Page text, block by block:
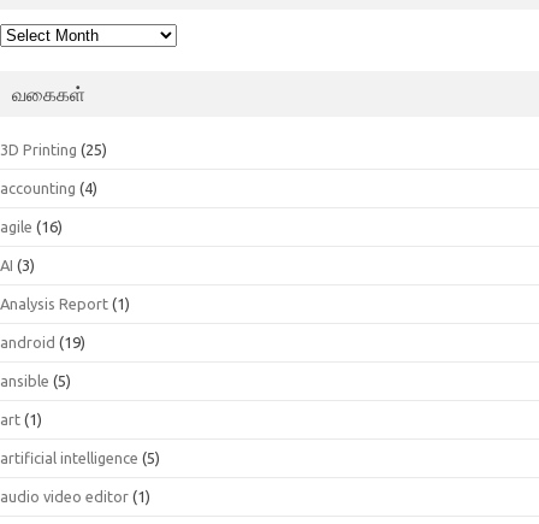
பெட்டகம்
வகைகள்
3D Printing (25)
accounting (4)
agile (16)
AI (3)
Analysis Report (1)
android (19)
ansible (5)
art (1)
artificial intelligence (5)
audio video editor (1)